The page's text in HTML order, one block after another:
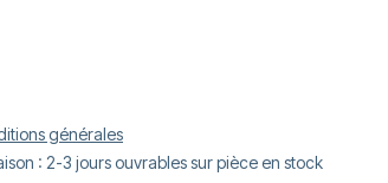
générales
: 2-3 jours ouvrables sur pièce en stock